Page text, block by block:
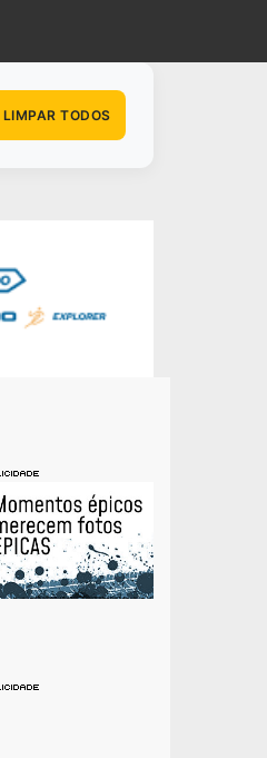
LIMPAR TODOS